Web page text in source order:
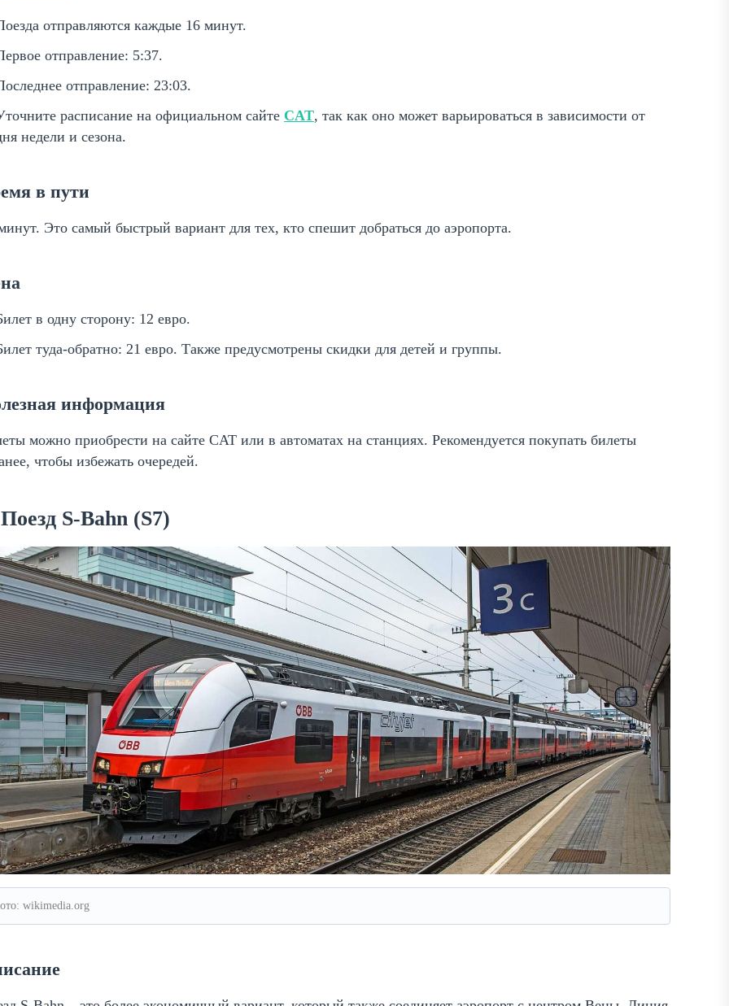
отправляются каждые 16 минут.
отправление: 5:37.
отправление: 23:03.
расписание на официальном сайте CAT, так как оно может варьироваться в зависимости от
недели и сезона.
в пути
Это самый быстрый вариант для тех, кто спешит добраться до аэропорта.
в одну сторону: 12 евро.
туда-обратно: 21 евро. Также предусмотрены скидки для детей и группы.
информация
можно приобрести на сайте CAT или в автоматах на станциях. Рекомендуется покупать билеты
чтобы избежать очередей.
S-Bahn (S7)
wikimedia.org